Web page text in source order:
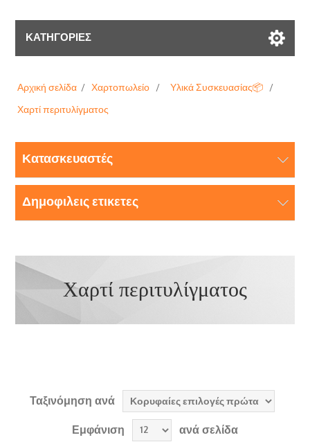
ΚΑΤΗΓΟΡΊΕΣ
Αρχική σελίδα / Χαρτοπωλείο / Υλικά Συσκευασίας📦 /
Χαρτί περιτυλίγματος
Κατασκευαστές
Δημοφιλεις ετικετες
Χαρτί περιτυλίγματος
Ταξινόμηση ανά
Εμφάνιση ανά σελίδα